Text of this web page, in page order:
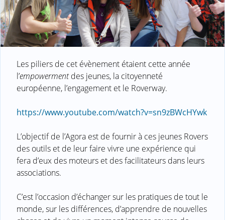
Les piliers de cet évènement étaient cette année
l’empowermentdes jeunes, la citoyenneté
européenne, l’engagement et le Roverway.
https://www.youtube.com/watch?v=sn9zBWcHYwk
L’objectif de l’Agora est de fournir à ces jeunes Rovers
des outils et de leur faire vivre une expérience qui
fera d’eux des moteurs et des facilitateurs dans leurs
associations.
C’est l’occasion d’échanger sur les pratiques de tout le
monde, sur les différences, d’apprendre de nouvelles